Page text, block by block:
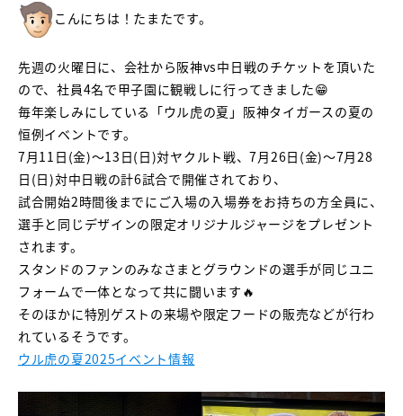
こんにちは！たまたです。
先週の火曜日に、会社から阪神vs中日戦のチケットを頂いた
ので、社員4名で甲子園に観戦しに行ってきました😁
毎年楽しみにしている「ウル虎の夏」阪神タイガースの夏の
恒例イベントです。
7月11日(金)～13日(日)対ヤクルト戦、7月26日(金)～7月28
日(日)対中日戦の計6試合で開催されており、
試合開始2時間後までにご入場の入場券をお持ちの方全員に、
選手と同じデザインの限定オリジナルジャージをプレゼント
されます。
スタンドのファンのみなさまとグラウンドの選手が同じユニ
フォームで一体となって共に闘います🔥
そのほかに特別ゲストの来場や限定フードの販売などが行わ
れているそうです。
ウル虎の夏2025イベント情報